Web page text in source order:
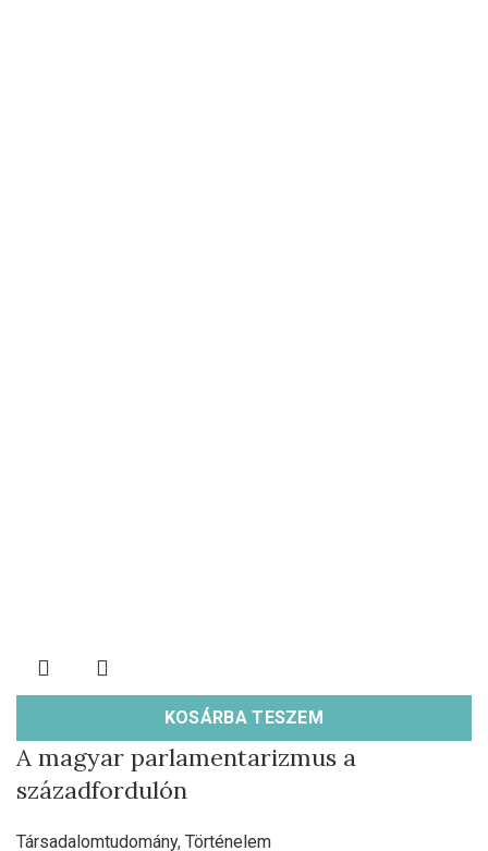
KOSÁRBA TESZEM
A magyar parlamentarizmus a
századfordulón
Társadalomtudomány, Történelem